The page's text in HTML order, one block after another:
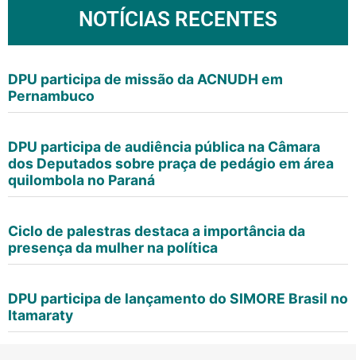
NOTÍCIAS RECENTES
DPU participa de missão da ACNUDH em
Pernambuco
DPU participa de audiência pública na Câmara
dos Deputados sobre praça de pedágio em área
quilombola no Paraná
Ciclo de palestras destaca a importância da
presença da mulher na política
DPU participa de lançamento do SIMORE Brasil no
Itamaraty